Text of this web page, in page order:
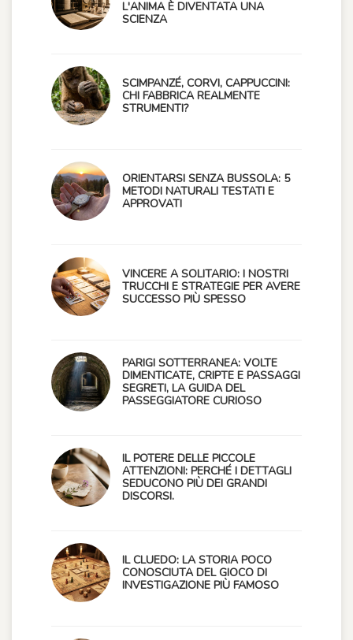
L'ANIMA È DIVENTATA UNA
SCIENZA
SCIMPANZÉ, CORVI, CAPPUCCINI:
CHI FABBRICA REALMENTE
STRUMENTI?
ORIENTARSI SENZA BUSSOLA: 5
METODI NATURALI TESTATI E
APPROVATI
VINCERE A SOLITARIO: I NOSTRI
TRUCCHI E STRATEGIE PER AVERE
SUCCESSO PIÙ SPESSO
PARIGI SOTTERRANEA: VOLTE
DIMENTICATE, CRIPTE E PASSAGGI
SEGRETI, LA GUIDA DEL
PASSEGGIATORE CURIOSO
IL POTERE DELLE PICCOLE
ATTENZIONI: PERCHÉ I DETTAGLI
SEDUCONO PIÙ DEI GRANDI
DISCORSI.
IL CLUEDO: LA STORIA POCO
CONOSCIUTA DEL GIOCO DI
INVESTIGAZIONE PIÙ FAMOSO